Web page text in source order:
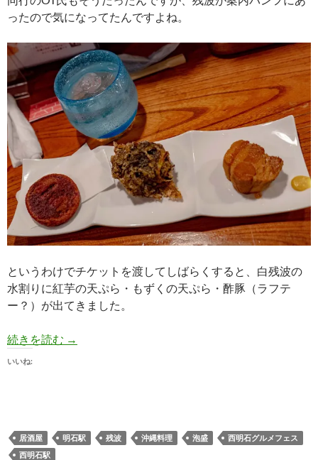
ったので気になってたんですよね。
というわけでチケットを渡してしばらくすると、白残波の
水割りに紅芋の天ぷら・もずくの天ぷら・酢豚（ラフテ
ー？）が出てきました。
続きを読む 【食レポ】居酒屋 華那|西明石グルメフェス2025
→
いいね:
居酒屋 明石駅 残波 沖縄料理 泡盛
西明石グルメフェス
西明石駅